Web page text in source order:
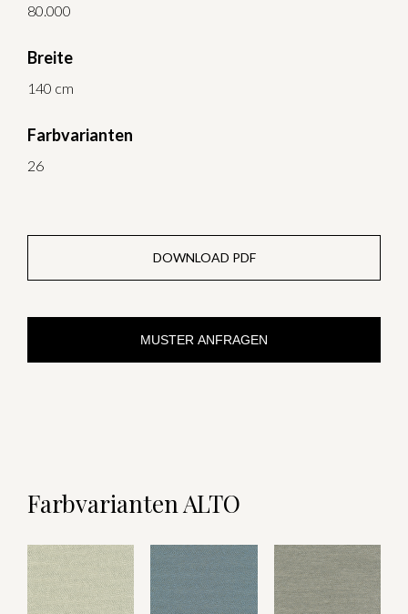
80.000
Breite
140 cm
Farbvarianten
26
DOWNLOAD PDF
MUSTER ANFRAGEN
Farbvarianten ALTO